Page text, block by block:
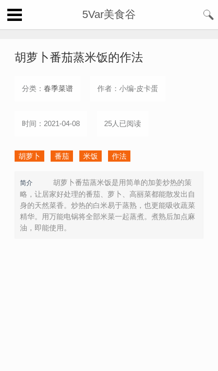
5Var美食谷
胡萝卜番茄蒸米饭的作法
分类： 春季菜谱 作者：小编-皮卡蛋
时间：2021-04-08 25人已阅读
胡萝卜 番茄 米饭 作法
简介
胡萝卜番茄蒸米饭是用简单的加姜炒热的策
略，让居家好处理的番茄、萝卜、高丽菜都能散发出自
身的天然菜香。炒热的白米易于蒸熟，也更能吸收蔬菜
精华。用万能电锅将全部米菜一起蒸煮。煮熟后加点麻
油，即能使用。